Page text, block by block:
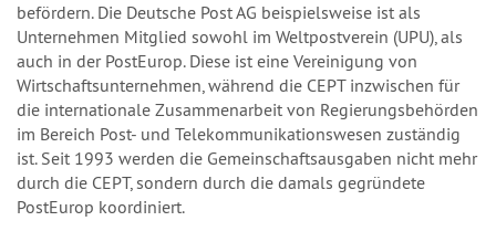
befördern. Die Deutsche Post AG beispielsweise ist als
Unternehmen Mitglied sowohl im Weltpostverein (UPU), als
auch in der PostEurop. Diese ist eine Vereinigung von
Wirtschaftsunternehmen, während die CEPT inzwischen für
die internationale Zusammenarbeit von Regierungsbehörden
im Bereich Post- und Telekommunikationswesen zuständig
ist. Seit 1993 werden die Gemeinschaftsausgaben nicht mehr
durch die CEPT, sondern durch die damals gegründete
PostEurop koordiniert.